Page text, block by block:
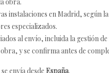
instalaciones en Madrid, según
especializados.
al envío, incluida la gestión
y se confirma antes de
envía desde España.